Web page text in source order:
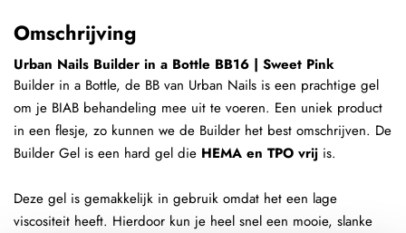
Omschrijving
Urban Nails Builder in a Bottle BB16 | Sweet Pink
Builder in a Bottle, de BB van Urban Nails is een prachtige gel
om je BIAB behandeling mee uit te voeren. Een uniek product
in een flesje, zo kunnen we de Builder het best omschrijven. De
Builder Gel is een hard gel die HEMA en TPO vrij is.
Deze gel is gemakkelijk in gebruik omdat het een lage
viscositeit heeft. Hierdoor kun je heel snel een mooie, slanke